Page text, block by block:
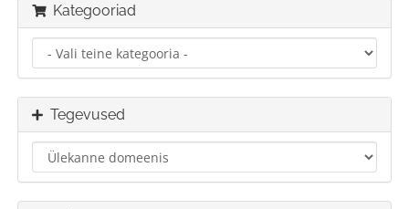
Kategooriad
Tegevused